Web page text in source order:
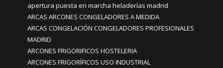
apertura puesta en marcha heladerías madrid
ARCAS ARCONES CONGELADORES A MEDIDA
ARCAS CONGELACIÓN CONGELADORES PROFESIONALES
MADRID
ARCONES FRIGORIFICOS HOSTELERIA
ARCONES FRIGORÍFICOS USO INDUSTRIAL